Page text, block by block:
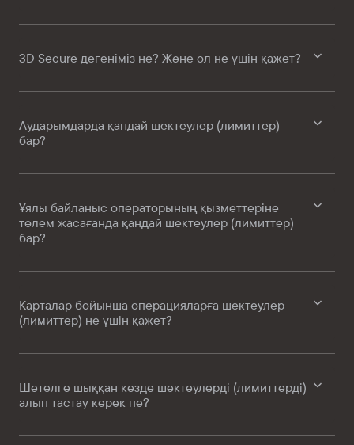
3D Secure дегеніміз не? Және ол не үшін қажет?
Аударымдарда қандай шектеулер (лимиттер)
бар?
Ұялы байланыс операторының қызметтеріне
төлем жасағанда қандай шектеулер (лимиттер)
бар?
Карталар бойынша операцияларға шектеулер
(лимиттер) не үшін қажет?
Шетелге шыққан кезде шектеулерді (лимиттерді)
алып тастау керек пе?